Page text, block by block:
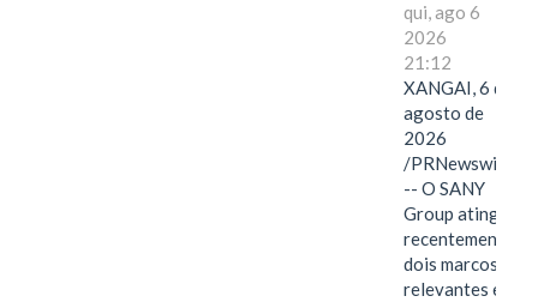
qui, ago 6
2026
21:12
XANGAI, 6 de
agosto de
2026
/PRNewswire/
-- O SANY
Group atingiu
recentemente
dois marcos
relevantes em